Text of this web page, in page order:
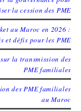
la cession des PME
au Maroc en 2026 :
et défis pour les PME
la transmission des
PME familiales
des PME familiales
au Maroc